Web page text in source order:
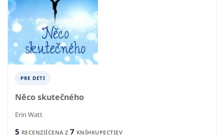
PRE DETI
Něco skutečného
Erin Watt
5 RECENZIÍCENA Z 7 KNÍHKUPECTIEV